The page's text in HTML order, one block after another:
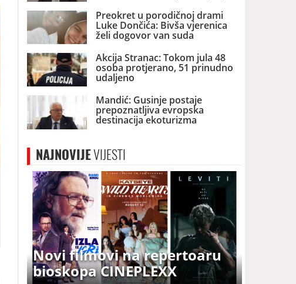
Preokret u porodičnoj drami
Luke Dončića: Bivša vjerenica
želi dogovor van suda
Akcija Stranac: Tokom jula 48
osoba protjerano, 51 prinudno
udaljeno
Mandić: Gusinje postaje
prepoznatljiva evropska
destinacija ekoturizma
NAJNOVIJEVIJESTI
Novi filmovi na repertoaru
bioskopa CINEPLEXX